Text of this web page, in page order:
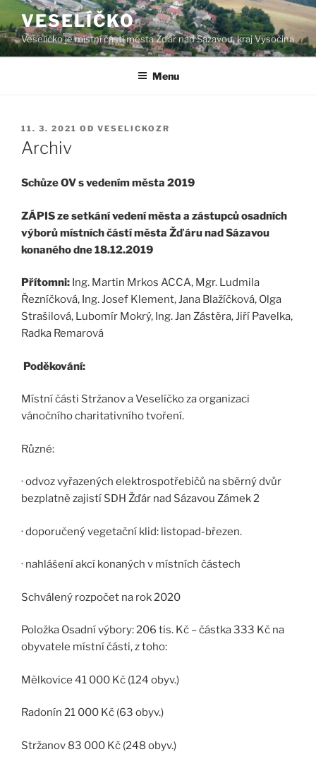
Přejít
k
obsahu
webu
VESELÍČKO
Veselíčko je místní částí města Žďár nad Sázavou, kraj Vysočina
Menu
PUBLIKOVÁNO
11. 3. 2021 OD VESELICKOZR
Archiv
Schůze OV s vedením města 2019
ZÁPIS ze setkání vedení města a zástupců osadních
výborů místních částí města Žďáru nad Sázavou
konaného dne 18.12.2019
Přítomni: Ing. Martin Mrkos ACCA, Mgr. Ludmila
Řezníčková, Ing. Josef Klement, Jana Blažíčková, Olga
Strašilová, Lubomír Mokrý, Ing. Jan Zástěra, Jiří Pavelka,
Radka Remarová
Poděkování:
Místní části Stržanov a Veselíčko za organizaci
vánočního charitativního tvoření.
Různé:
· odvoz vyřazených elektrospotřebičů na sběrný dvůr
bezplatně zajistí SDH Žďár nad Sázavou Zámek 2
· doporučený vegetační klid: listopad-březen.
· nahlášení akcí konaných v místních částech
Schválený rozpočet na rok 2020
Položka Osadní výbory: 206 tis. Kč – částka 333 Kč na
obyvatele místní části, z toho:
Mělkovice 41 000 Kč (124 obyv.)
Radonín 21 000 Kč (63 obyv.)
Stržanov 83 000 Kč (248 obyv.)